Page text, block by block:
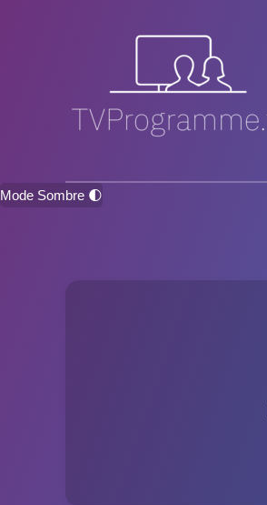
Mode Sombre 🌓